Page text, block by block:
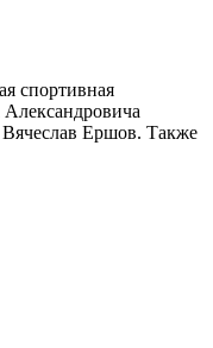
спортивная
Вячеслав Ершов. Также